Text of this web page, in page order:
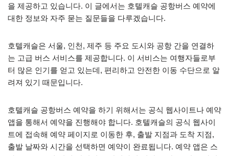
을 제공하고 있습니다. 이 글에서는 호텔캐슬 공항버스 예약에
대한 정보와 자주 묻는 질문들을 다루겠습니다.
호텔캐슬은 서울, 인천, 제주 등 주요 도시와 공항 간을 연결하
는 고급 버스 서비스를 제공합니다. 이 서비스는 여행자들로부
터 많은 인기를 얻고 있는데, 편리하고 안전한 이동 수단으로 알
려져 있기 때문입니다.
호텔캐슬 공항버스 예약을 하기 위해서는 공식 웹사이트나 예약
앱을 통해서 예약을 진행해야 합니다. 호텔캐슬의 공식 웹사이
트에 접속해 예약 페이지로 이동한 후, 출발 지점과 도착 지점,
출발 날짜와 시간을 선택하면 예약이 완료됩니다. 예약 앱은 스